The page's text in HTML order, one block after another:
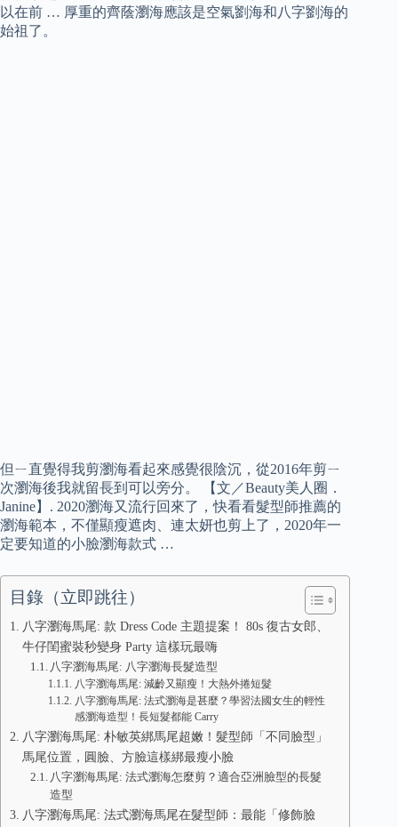
以在前 … 厚重的齊蔭瀏海應該是空氣劉海和八字劉海的
始祖了。
但ㄧ直覺得我剪瀏海看起來感覺很陰沉，從2016年剪ㄧ
次瀏海後我就留長到可以旁分。 【文／Beauty美人圈．
Janine】. 2020瀏海又流行回來了，快看看髮型師推薦的
瀏海範本，不僅顯瘦遮肉、連太妍也剪上了，2020年一
定要知道的小臉瀏海款式 …
目錄（立即跳往）
八字瀏海馬尾: 款 Dress Code 主題提案！ 80s 復古女郎、
牛仔閨蜜裝秒變身 Party 這樣玩最嗨
八字瀏海馬尾: 八字瀏海長髮造型
八字瀏海馬尾: 減齡又顯瘦！大熱外捲短髮
八字瀏海馬尾: 法式瀏海是甚麼？學習法國女生的輕性
感瀏海造型！長短髮都能 Carry
八字瀏海馬尾: 朴敏英綁馬尾超嫩！髮型師「不同臉型」
馬尾位置，圓臉、方臉這樣綁最瘦小臉
八字瀏海馬尾: 法式瀏海怎麼剪？適合亞洲臉型的長髮
造型
八字瀏海馬尾: 法式瀏海馬尾在髮型師：最能「修飾臉